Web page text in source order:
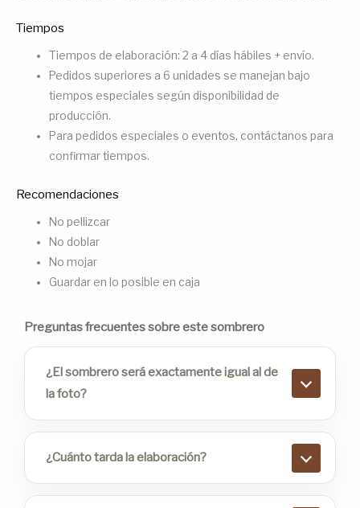
Tiempos
Tiempos de elaboración: 2 a 4 días hábiles + envío.
Pedidos superiores a 6 unidades se manejan bajo
tiempos especiales según disponibilidad de
producción.
Para pedidos especiales o eventos, contáctanos para
confirmar tiempos.
Recomendaciones
No pellizcar
No doblar
No mojar
Guardar en lo posible en caja
Preguntas frecuentes sobre este sombrero
¿El sombrero será exactamente igual al de
la foto?
¿Cuánto tarda la elaboración?